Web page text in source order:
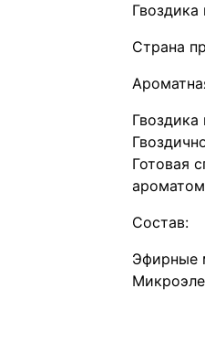
Гвоздика
Страна
Готовая
Состав:
Эфирные